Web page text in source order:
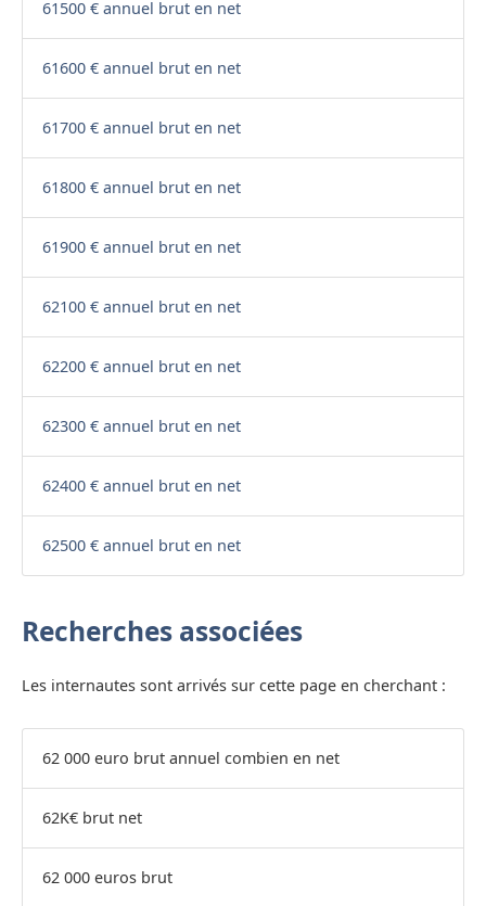
61500 € annuel brut en net
61600 € annuel brut en net
61700 € annuel brut en net
61800 € annuel brut en net
61900 € annuel brut en net
62100 € annuel brut en net
62200 € annuel brut en net
62300 € annuel brut en net
62400 € annuel brut en net
62500 € annuel brut en net
Recherches associées
Les internautes sont arrivés sur cette page en cherchant :
62 000 euro brut annuel combien en net
62K€ brut net
62 000 euros brut